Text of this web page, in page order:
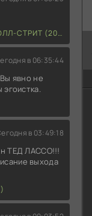
СТРИТ (2026)
в 06:35:44
явно не
в 03:49:18
ТЕД ЛАССО!!!
выхода